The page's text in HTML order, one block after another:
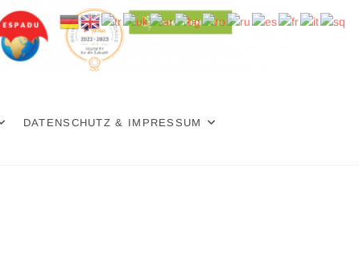
DATENSCHUTZ & IMPRESSUM